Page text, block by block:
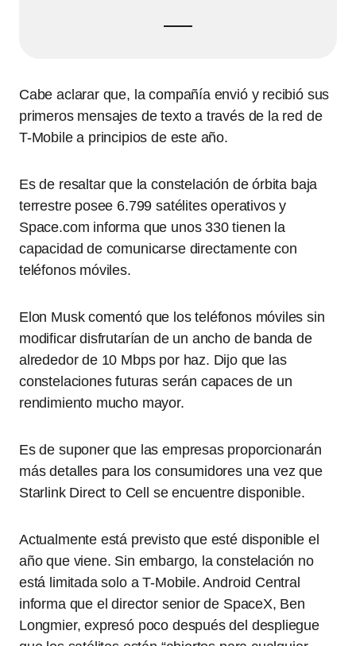
Cabe aclarar que, la compañía envió y recibió sus
primeros mensajes de texto a través de la red de
T-Mobile a principios de este año.
Es de resaltar que la constelación de órbita baja
terrestre posee 6.799 satélites operativos y
Space.com informa que unos 330 tienen la
capacidad de comunicarse directamente con
teléfonos móviles.
Elon Musk comentó que los teléfonos móviles sin
modificar disfrutarían de un ancho de banda de
alrededor de 10 Mbps por haz. Dijo que las
constelaciones futuras serán capaces de un
rendimiento mucho mayor.
Es de suponer que las empresas proporcionarán
más detalles para los consumidores una vez que
Starlink Direct to Cell se encuentre disponible.
Actualmente está previsto que esté disponible el
año que viene. Sin embargo, la constelación no
está limitada solo a T-Mobile. Android Central
informa que el director senior de SpaceX, Ben
Longmier, expresó poco después del despliegue